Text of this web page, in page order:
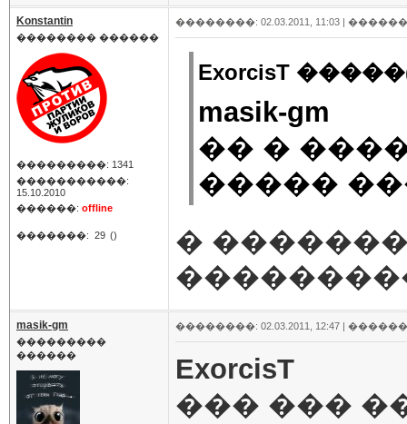
Konstantin
�������� ������
���������: 1341
�����������:
15.10.2010
������: offline
�������: 29 ()
��������: 02.03.2011, 11:03 |
ExorcisT
masik-gm
�� �
�����
� �������
masik-gm
���������
������
��������: 02.03.2011, 12:47 |
ExorcisT
��� ���